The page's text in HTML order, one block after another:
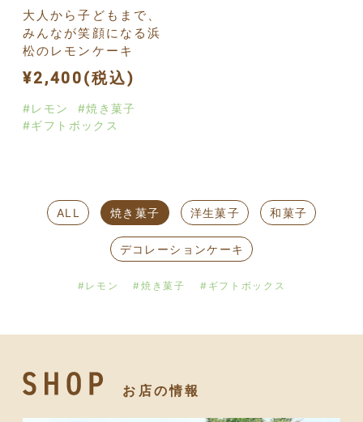
大人から子どもまで、
みんなが笑顔になる浜
松のレモンケーキ
¥2,400(税込)
#レモン
#焼き菓子
#ギフトボックス
ALL 焼き菓子 洋生菓子 和菓子
デコレーションケーキ
#レモン #焼き菓子 #ギフトボックス
お店の情報